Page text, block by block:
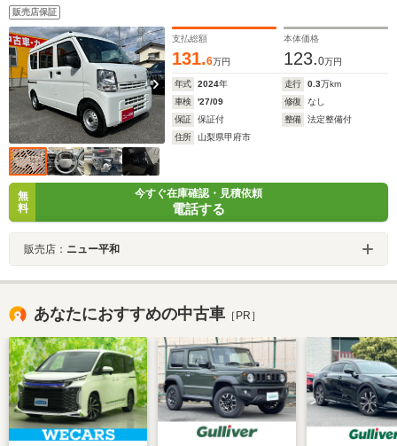
販売店保証
支払総額
131.6万円
本体価格
123.0万円
年式 2024年 走行 0.3万km
車検
'27/09 修復
なし
保証
保証付 整備
法定整備付
住所
山梨県甲府市
無
料
今すぐ在庫確認・見積依頼
電話する
販売店： ニュー平和
あなたにおすすめの中古車 ［PR］